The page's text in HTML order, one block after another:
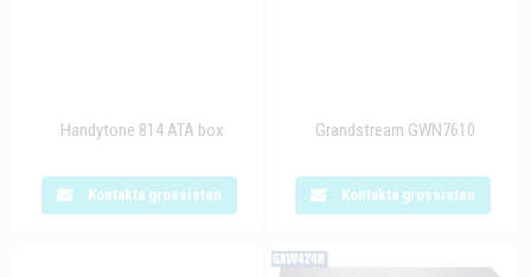
Handytone 814 ATA box
Kontakta grossisten
Grandstream GWN7610
Kontakta grossisten